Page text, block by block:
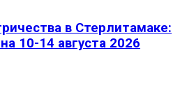
в Стерлитамаке:
10-14 августа 2026